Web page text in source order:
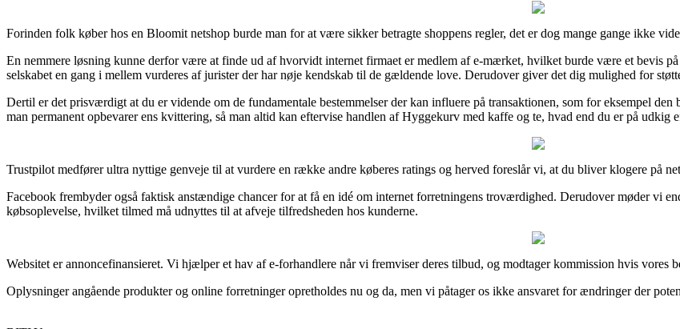
Forinden folk køber hos en Bloomit netshop burde man for at være sikker betragte shoppens regler, det er dog mange gange ikke
En nemmere løsning kunne derfor være at finde ud af hvorvidt internet firmaet er medlem af e-mærket, hvilket burde være et bevis
selskabet en gang i mellem vurderes af jurister der har nøje kendskab til de gældende love. Derudover giver det dig mulighed for
Dertil er det prisværdigt at du er vidende om de fundamentale bestemmelser der kan influere på transaktionen, som for eksempel
man permanent opbevarer ens kvittering, så man altid kan eftervise handlen af Hyggekurv med kaffe og te, hvad end du er på udkig
Trustpilot medfører ultra nyttige genveje til at vurdere en række andre køberes ratings og herved foreslår vi, at du bliver klogere på
Facebook frembyder også faktisk anstændige chancer for at få en idé om internet forretningens troværdighed. Derudover møder vi
købsoplevelse, hvilket tilmed må udnyttes til at afveje tilfredsheden hos kunderne.
Websitet er annoncefinansieret. Vi hjælper et hav af e-forhandlere når vi fremviser deres tilbud, og modtager kommission hvis vores
Oplysninger angående produkter og online forretninger opretholdes nu og da, men vi påtager os ikke ansvaret for ændringer der